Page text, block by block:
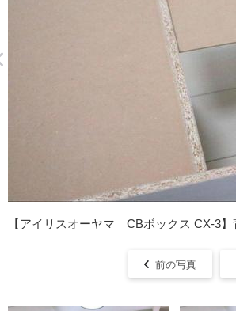
【アイリスオーヤマ CBボックス CX-3
前の写真